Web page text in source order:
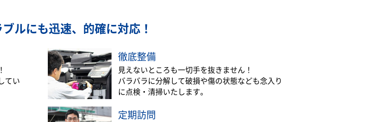
ブルにも迅速、的確に対応！
てい
徹底整備
見えないところも一切手を抜きません！
バラバラに分解して破損や傷の状態なども念入り
に点検・清掃いたします。
定期訪問